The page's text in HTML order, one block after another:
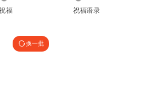
福 祝福语录
换一批